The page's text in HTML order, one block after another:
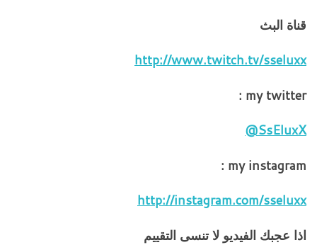
قناة البث
http://www.twitch.tv/sseluxx
my twitter :
SsEluxX@
my instagram :
http://instagram.com/sseluxx
اذا عجبك الفيديو لا تنسى التقييم